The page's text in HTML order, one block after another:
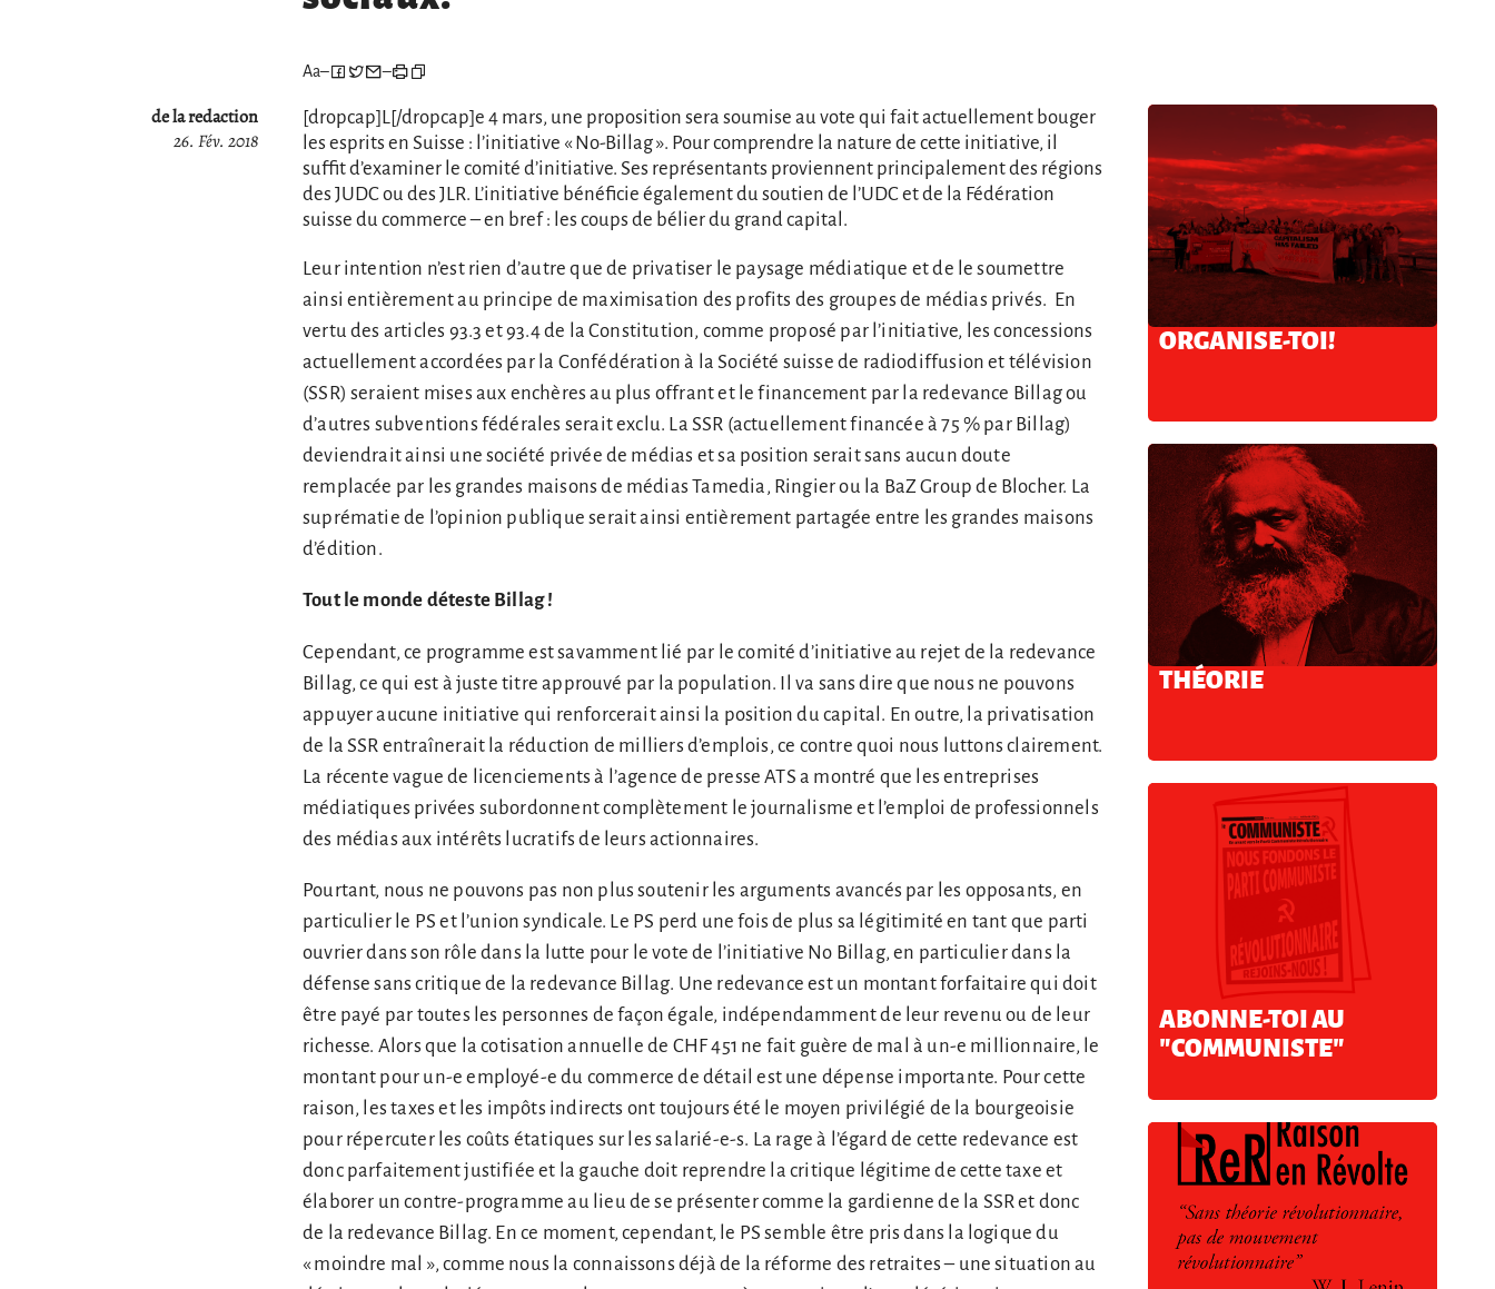
Aa– –
de la redaction
26. Fév. 2018
[dropcap]L[/dropcap]e 4 mars, une proposition sera soumise au vote qui fait actuellement bouger
les esprits en Suisse : l’initiative « No-Billag ». Pour comprendre la nature de cette initiative, il
suffit d’examiner le comité d’initiative. Ses représentants proviennent principalement des régions
des JUDC ou des JLR. L’initiative bénéficie également du soutien de l’UDC et de la Fédération
suisse du commerce – en bref : les coups de bélier du grand capital.
Leur intention n’est rien d’autre que de privatiser le paysage médiatique et de le soumettre
ainsi entièrement au principe de maximisation des profits des groupes de médias privés. En
vertu des articles 93.3 et 93.4 de la Constitution, comme proposé par l’initiative, les concessions
actuellement accordées par la Confédération à la Société suisse de radiodiffusion et télévision
(SSR) seraient mises aux enchères au plus offrant et le financement par la redevance Billag ou
d’autres subventions fédérales serait exclu. La SSR (actuellement financée à 75 % par Billag)
deviendrait ainsi une société privée de médias et sa position serait sans aucun doute
remplacée par les grandes maisons de médias Tamedia, Ringier ou la BaZ Group de Blocher. La
suprématie de l’opinion publique serait ainsi entièrement partagée entre les grandes maisons
d’édition.
Tout le monde déteste Billag !
Cependant, ce programme est savamment lié par le comité d’initiative au rejet de la redevance
Billag, ce qui est à juste titre approuvé par la population. Il va sans dire que nous ne pouvons
appuyer aucune initiative qui renforcerait ainsi la position du capital. En outre, la privatisation
de la SSR entraînerait la réduction de milliers d’emplois, ce contre quoi nous luttons clairement.
La récente vague de licenciements à l’agence de presse ATS a montré que les entreprises
médiatiques privées subordonnent complètement le journalisme et l’emploi de professionnels
des médias aux intérêts lucratifs de leurs actionnaires.
Pourtant, nous ne pouvons pas non plus soutenir les arguments avancés par les opposants, en
particulier le PS et l’union syndicale. Le PS perd une fois de plus sa légitimité en tant que parti
ouvrier dans son rôle dans la lutte pour le vote de l’initiative No Billag, en particulier dans la
défense sans critique de la redevance Billag. Une redevance est un montant forfaitaire qui doit
être payé par toutes les personnes de façon égale, indépendamment de leur revenu ou de leur
richesse. Alors que la cotisation annuelle de CHF 451 ne fait guère de mal à un-e millionnaire, le
montant pour un-e employé-e du commerce de détail est une dépense importante. Pour cette
raison, les taxes et les impôts indirects ont toujours été le moyen privilégié de la bourgeoisie
pour répercuter les coûts étatiques sur les salarié-e-s. La rage à l’égard de cette redevance est
donc parfaitement justifiée et la gauche doit reprendre la critique légitime de cette taxe et
élaborer un contre-programme au lieu de se présenter comme la gardienne de la SSR et donc
de la redevance Billag. En ce moment, cependant, le PS semble être pris dans la logique du
« moindre mal », comme nous la connaissons déjà de la réforme des retraites – une situation au
ORGANISE-TOI!
THÉORIE
ABONNE-TOI AU
"COMMUNISTE"